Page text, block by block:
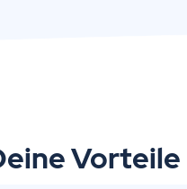
Vorteile